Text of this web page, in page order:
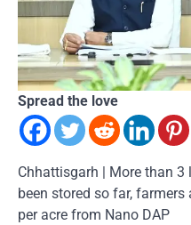
Spread the love
Chhattisgarh | More than
been stored so far,
per acre from Nano DAP